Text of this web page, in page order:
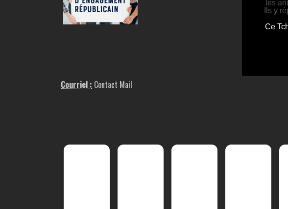
Courriel : Contact Mail